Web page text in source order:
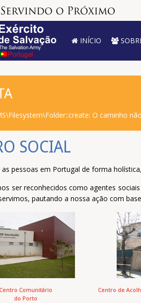
INÍCIO
O caminho
SOCIAL
as pessoas em Portugal de forma
ser reconhecidos como agentes
pautando a nossa ação com
Centro Comunitário
do Porto
Centro de